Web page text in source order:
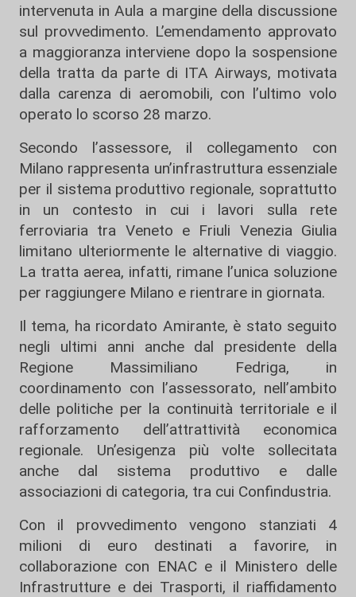
intervenuta in Aula a margine della discussione
sul provvedimento. L’emendamento approvato
a maggioranza interviene dopo la sospensione
della tratta da parte di ITA Airways, motivata
dalla carenza di aeromobili, con l’ultimo volo
operato lo scorso 28 marzo.
Secondo l’assessore, il collegamento con
Milano rappresenta un’infrastruttura essenziale
per il sistema produttivo regionale, soprattutto
in un contesto in cui i lavori sulla rete
ferroviaria tra Veneto e Friuli Venezia Giulia
limitano ulteriormente le alternative di viaggio.
La tratta aerea, infatti, rimane l’unica soluzione
per raggiungere Milano e rientrare in giornata.
Il tema, ha ricordato Amirante, è stato seguito
negli ultimi anni anche dal presidente della
Regione Massimiliano Fedriga, in
coordinamento con l’assessorato, nell’ambito
delle politiche per la continuità territoriale e il
rafforzamento dell’attrattività economica
regionale. Un’esigenza più volte sollecitata
anche dal sistema produttivo e dalle
associazioni di categoria, tra cui Confindustria.
Con il provvedimento vengono stanziati 4
milioni di euro destinati a favorire, in
collaborazione con ENAC e il Ministero delle
Infrastrutture e dei Trasporti, il riaffidamento